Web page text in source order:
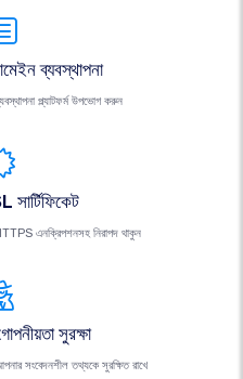
ব্যবস্থাপনা
প্ল্যাটফর্ম উপভোগ করুন
সার্টিফিকেট
এনক্রিপশনসহ নিরাপদ থাকুন
সুরক্ষা
সংবেদনশীল তথ্যকে সুরক্ষিত রাখে